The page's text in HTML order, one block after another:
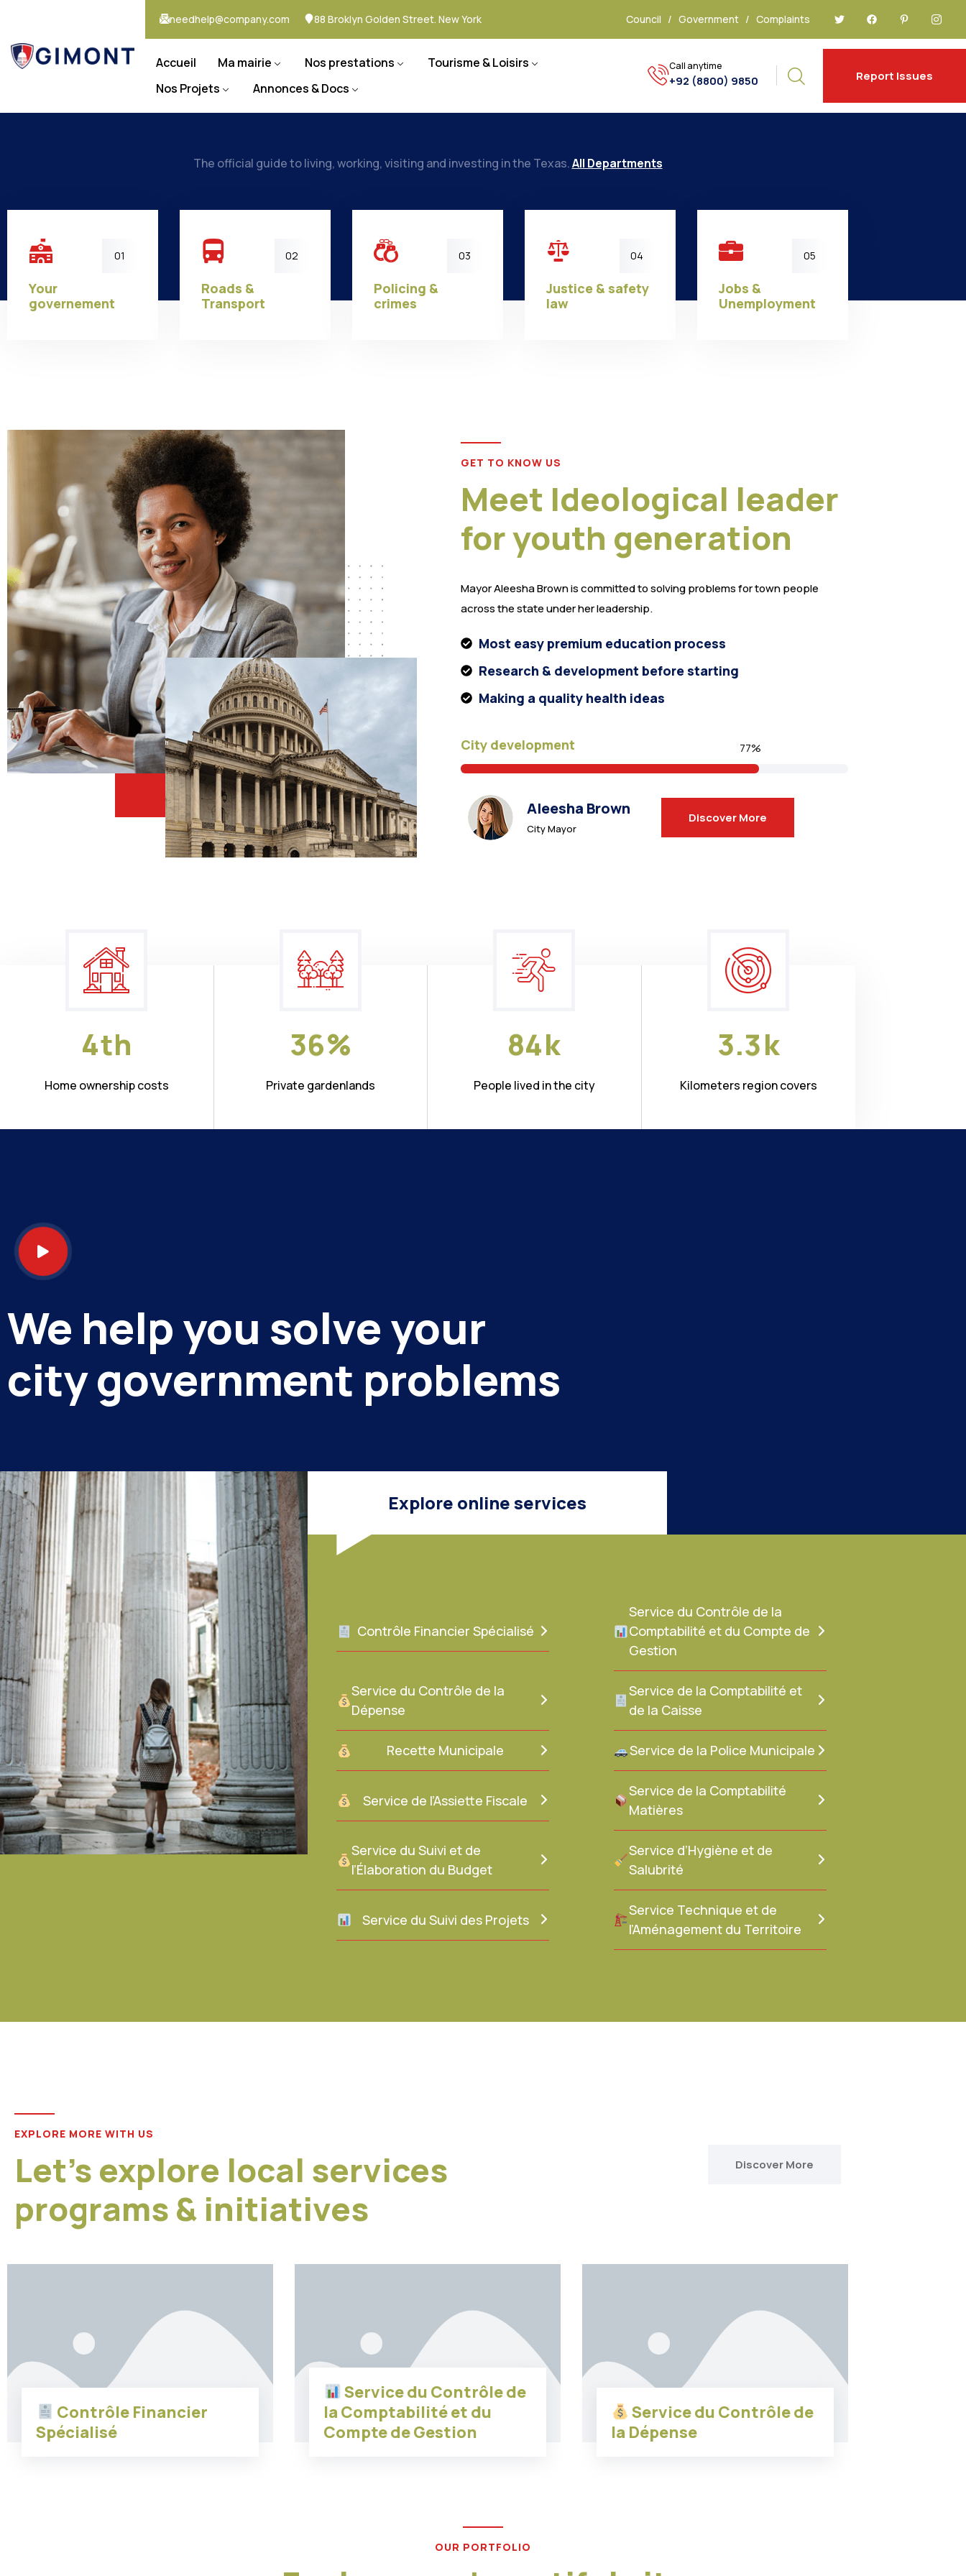
needhelp@company.com 88 Broklyn Golden Street. New York Council / Government/ Complaints
Accueil Ma mairie Nos prestations
Tourisme & Loisirs
Nos Projets
Annonces & Docs
Call anytime
+92 (8800) 9850 Report Issues
The official guide to living, working, visiting and investing in the Texas.All Departments
01
Your
governement
02
Roads &
Transport
03
Policing &
crimes
04
Justice & safety
law
05
Jobs &
Unemployment
GET TO KNOW US
Meet Ideological leader
for youth generation
Mayor Aleesha Brown is committed to solving problems for town people
across the state under her leadership.
Most easy premium education process
Research & development before starting
Making a quality health ideas
City development 77%
Aleesha Brown
City Mayor
Discover More
4th
Home ownership costs
36%
Private gardenlands
84k
People lived in the city
3.3k
Kilometers region covers
We help you solve your
city government problems
Explore online services
Contrôle Financier Spécialisé
Service du Contrôle de la
Comptabilité et du Compte de
Gestion
Service du Contrôle de la
Dépense
Service de la Comptabilité et
de la Caisse
Recette Municipale Service de la Police Municipale
Service de l’Assiette Fiscale
Service de la Comptabilité
Matières
Service du Suivi et de
l’Élaboration du Budget
Service d’Hygiène et de
Salubrité
Service du Suivi des Projets
Service Technique et de
l’Aménagement du Territoire
EXPLORE MORE WITH US
Let’s explore local services
programs & initiatives
Discover More
Contrôle Financier
Spécialisé
Service du Contrôle de
la Comptabilité et du
Compte de Gestion
Service du Contrôle de
la Dépense
OUR PORTFOLIO